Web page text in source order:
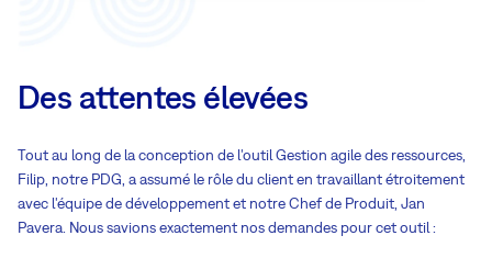
Des attentes élevées
Tout au long de la conception de l'outil Gestion agile des ressources,
Filip, notre PDG, a assumé le rôle du client en travaillant étroitement
avec l'équipe de développement et notre Chef de Produit, Jan
Pavera. Nous savions exactement nos demandes pour cet outil :